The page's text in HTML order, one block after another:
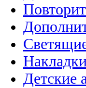
Детские